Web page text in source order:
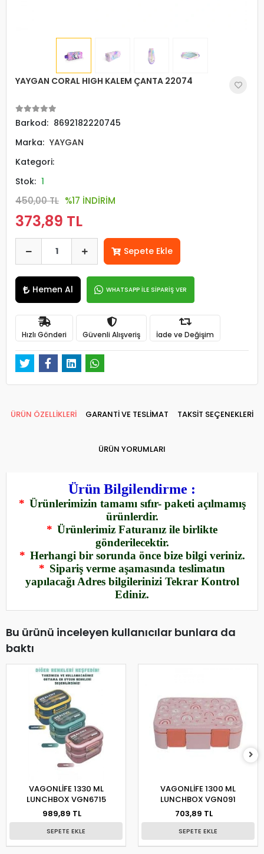
YAYGAN CORAL HIGH KALEM ÇANTA 22074
Barkod: 8692182220745
Marka: YAYGAN
Kategori:
Stok: 1
450,00 TL %17 İNDİRİM
373,89 TL
Sepete Ekle
Hemen Al WHATSAPP İLE SİPARİŞ VER
Hızlı Gönderi Güvenli Alışveriş İade ve Değişim
ÜRÜN ÖZELLİKLERİ GARANTİ VE TESLİMAT TAKSİT SEÇENEKLERİ
ÜRÜN YORUMLARI
Ürün Bilgilendirme :
* Ürünlerimizin tamamı sıfır- paketi açılmamış
ürünlerdir.
* Ürünlerimiz Faturanız ile birlikte
gönderilecektir.
* Herhangi bir sorunda önce bize bilgi veriniz.
* Sipariş verme aşamasında teslimatın
yapılacağı Adres bilgilerinizi Tekrar Kontrol
Ediniz.
Bu ürünü inceleyen kullanıcılar bunlara da
baktı
VAGONLİFE 1330 ML
LUNCHBOX VGN6715
989,89 TL
SEPETE EKLE
VAGONLİFE 1300 ML
LUNCHBOX VGN091
703,89 TL
SEPETE EKLE